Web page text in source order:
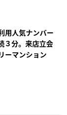
用人気ナンバー
３分。来店立会
ーマンション